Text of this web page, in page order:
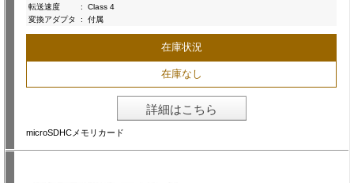
転送速度
:
Class 4
変換アダプタ
: 付属
在庫状況
在庫なし
詳細はこちら
microSDHCメモリカード